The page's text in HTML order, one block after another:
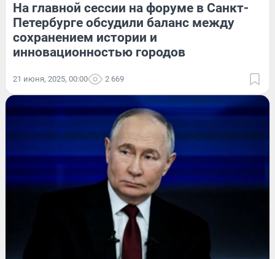
На главной сессии на форуме в Санкт-
Петербурге обсудили баланс между
сохранением истории и
инновационностью городов
21 июня, 2025, 00:00 2 669